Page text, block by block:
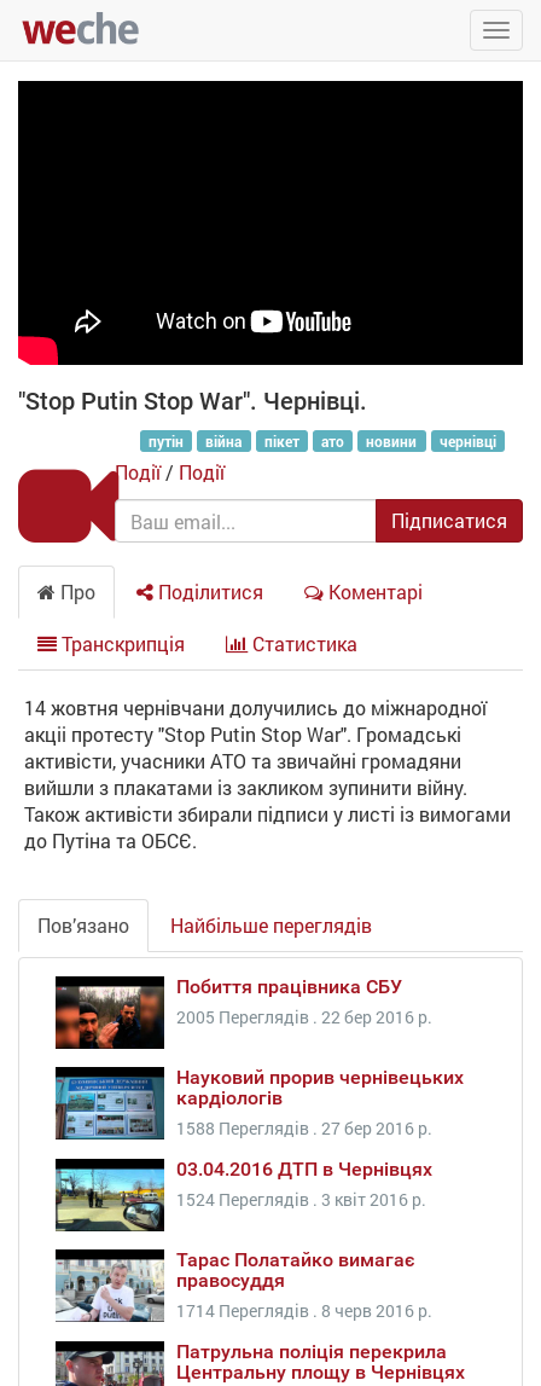
"Stop Putin Stop War". Чернівці.
чернівці
новини
ато
пікет
війна
путін
Події / Події
Підписатися
Про Поділитися Коментарі
Транскрипція Статистика
14 жовтня чернівчани долучились до міжнародної
акціі протесту "Stop Putin Stop War". Громадські
активісти, учасники АТО та звичайні громадяни
вийшли з плакатами із закликом зупинити війну.
Також активісти збирали підписи у листі із вимогами
до Путіна та ОБСЄ.
Пов’язано Найбільше переглядів
Побиття працівника СБУ
2005 Переглядів . 22 бер 2016 р.
Науковий прорив чернівецьких
кардіологів
1588 Переглядів . 27 бер 2016 р.
03.04.2016 ДТП в Чернівцях
1524 Переглядів . 3 квіт 2016 р.
Тарас Полатайко вимагає
правосуддя
1714 Переглядів . 8 черв 2016 р.
Патрульна поліція перекрила
Центральну площу в Чернівцях